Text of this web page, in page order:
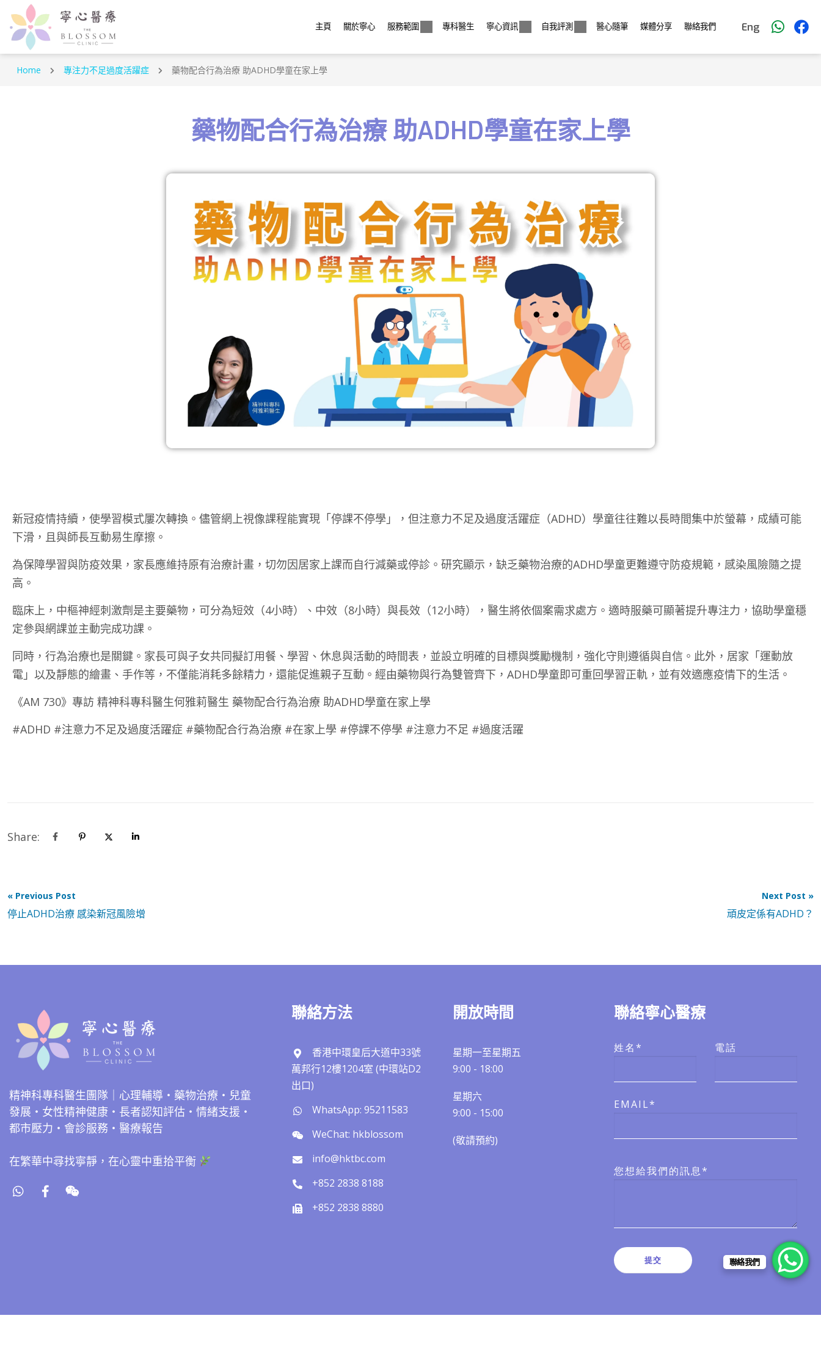
主頁 關於寧心 服務範圍 專科醫生 寧心資訊 自我評測 醫心隨筆 媒體分享 聯絡我們 Eng
Home 專注力不足過度活躍症 藥物配合行為治療 助ADHD學童在家上學
藥物配合行為治療 助ADHD學童在家上學
新冠疫情持續，使學習模式屢次轉換。儘管網上視像課程能實現「停課不停學」，但注意力不足及過度活躍症（ADHD）學童往往難以長時間集中於螢幕，成績可能
下滑，且與師長互動易生摩擦。
為保障學習與防疫效果，家長應維持原有治療計畫，切勿因居家上課而自行減藥或停診。研究顯示，缺乏藥物治療的ADHD學童更難遵守防疫規範，感染風險隨之提
高。
臨床上，中樞神經刺激劑是主要藥物，可分為短效（4小時）、中效（8小時）與長效（12小時），醫生將依個案需求處方。適時服藥可顯著提升專注力，協助學童穩
定參與網課並主動完成功課。
同時，行為治療也是關鍵。家長可與子女共同擬訂用餐、學習、休息與活動的時間表，並設立明確的目標與獎勵機制，強化守則遵循與自信。此外，居家「運動放
電」以及靜態的繪畫、手作等，不僅能消耗多餘精力，還能促進親子互動。經由藥物與行為雙管齊下，ADHD學童即可重回學習正軌，並有效適應疫情下的生活。
《AM 730》專訪 精神科專科醫生何雅莉醫生 藥物配合行為治療 助ADHD學童在家上學
#ADHD #注意力不足及過度活躍症 #藥物配合行為治療 #在家上學 #停課不停學 #注意力不足 #過度活躍
Share:
« Previous Post
停止ADHD治療 感染新冠風險增
Next Post »
頑皮定係有ADHD？
精神科專科醫生團隊｜心理輔導・藥物治療・兒童
發展・女性精神健康・長者認知評估・情緒支援・
都市壓力・會診服務・醫療報告
在繁華中尋找寧靜，在心靈中重拾平衡
聯絡方法
香港中環皇后大道中33號
萬邦行12樓1204室 (中環站D2
出口)
WhatsApp: 95211583
WeChat: hkblossom
info@hktbc.com
+852 2838 8188
+852 2838 8880
開放時間
星期一至星期五
9:00 - 18:00
星期六
9:00 - 15:00
(敬請預約)​​
聯絡寧心醫療
姓名* 電話
EMAIL*
您想給我們的訊息*
聯絡我們